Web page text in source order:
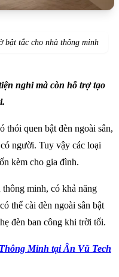
bật tắc cho nhà thông minh
nghi mà còn hỗ trợ tạo
thói quen bật đèn ngoài sân,
người. Tuy vậy các loại
kèm cho gia đình.
thông minh, có khả năng
thể cài đèn ngoài sân bật
đèn ban công khi trời tối.
Minh tại Ân Vũ Tech